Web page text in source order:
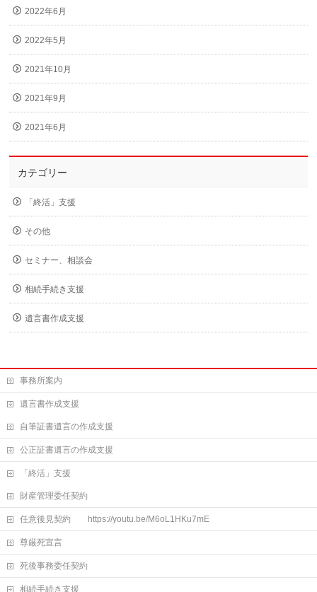
2022年6月
2022年5月
2021年10月
2021年9月
2021年6月
カテゴリー
「終活」支援
その他
セミナー、相談会
相続手続き支援
遺言書作成支援
事務所案内
遺言書作成支援
自筆証書遺言の作成支援
公正証書遺言の作成支援
「終活」支援
財産管理委任契約
任意後見契約 https://youtu.be/M6oL1HKu7mE
尊厳死宣言
死後事務委任契約
相続手続き支援